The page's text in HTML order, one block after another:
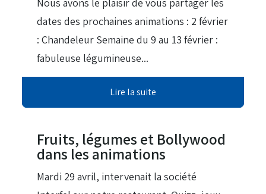
dates des prochaines animations : 2 février
: Chandeleur Semaine du 9 au 13 février :
fabuleuse légumineuse...
Lire la suite
11 Jui 2025
Fruits, légumes et Bollywood
dans les animations
Mardi 29 avril, intervenait la société